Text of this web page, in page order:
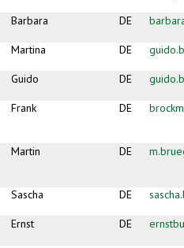
Barbara DE
Martina DE
Guido DE
Frank DE
Martin DE
Sascha DE
Ernst DE